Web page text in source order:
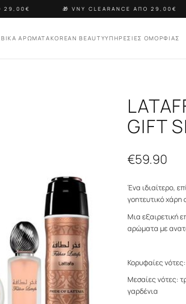
🎁 VNY CLEARANCE ΑΠΟ 29,00€
ΑΡΩΜΑΤΑKOREAN BEAUTYΥΠΗΡΕΣΙΕΣ ΟΜΟΡΦΙΑΣ
GIFT
€59.90
Ένα ιδιαίτερο,
γοητευτικό
Μια εξαιρετική
αρώματα με
Κορυφαίες
Μεσαίες νότες:
γαρδένια